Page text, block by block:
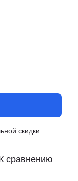
скидки
К сравнению